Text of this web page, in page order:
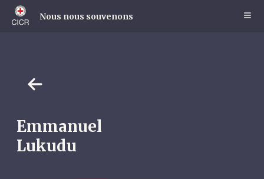
Skip
main
Nous nous souvenons
Emmanuel
Lukudu